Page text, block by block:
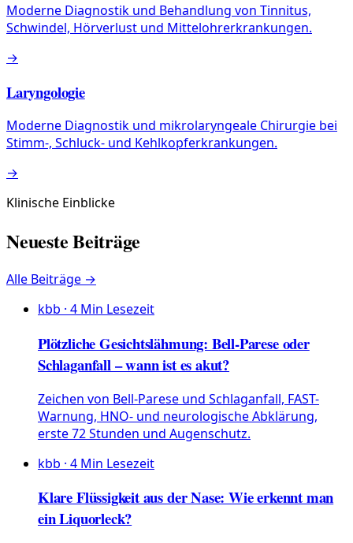
Moderne Diagnostik und Behandlung von Tinnitus,
Schwindel, Hörverlust und Mittelohrerkrankungen.
→
Laryngologie
Moderne Diagnostik und mikrolaryngeale Chirurgie bei
Stimm-, Schluck- und Kehlkopferkrankungen.
→
Klinische Einblicke
Neueste Beiträge
Alle Beiträge →
kbb · 4 Min Lesezeit
Plötzliche Gesichtslähmung: Bell-Parese oder
Schlaganfall – wann ist es akut?
Zeichen von Bell-Parese und Schlaganfall, FAST-
Warnung, HNO- und neurologische Abklärung,
erste 72 Stunden und Augenschutz.
kbb · 4 Min Lesezeit
Klare Flüssigkeit aus der Nase: Wie erkennt man
ein Liquorleck?